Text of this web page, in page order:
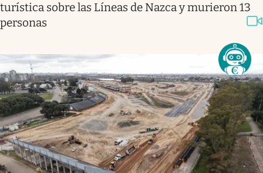
turística sobre las Líneas de Nazca y murieron 13
personas